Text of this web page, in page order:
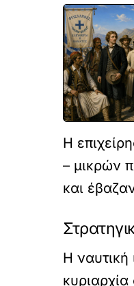
Η
– μικρών
και
Η ναυτική